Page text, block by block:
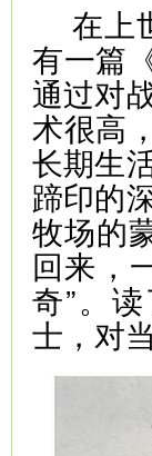
在上
有一篇
通过对
术很高
长期生
蹄印的
牧场的
回来，
奇”。
士，对